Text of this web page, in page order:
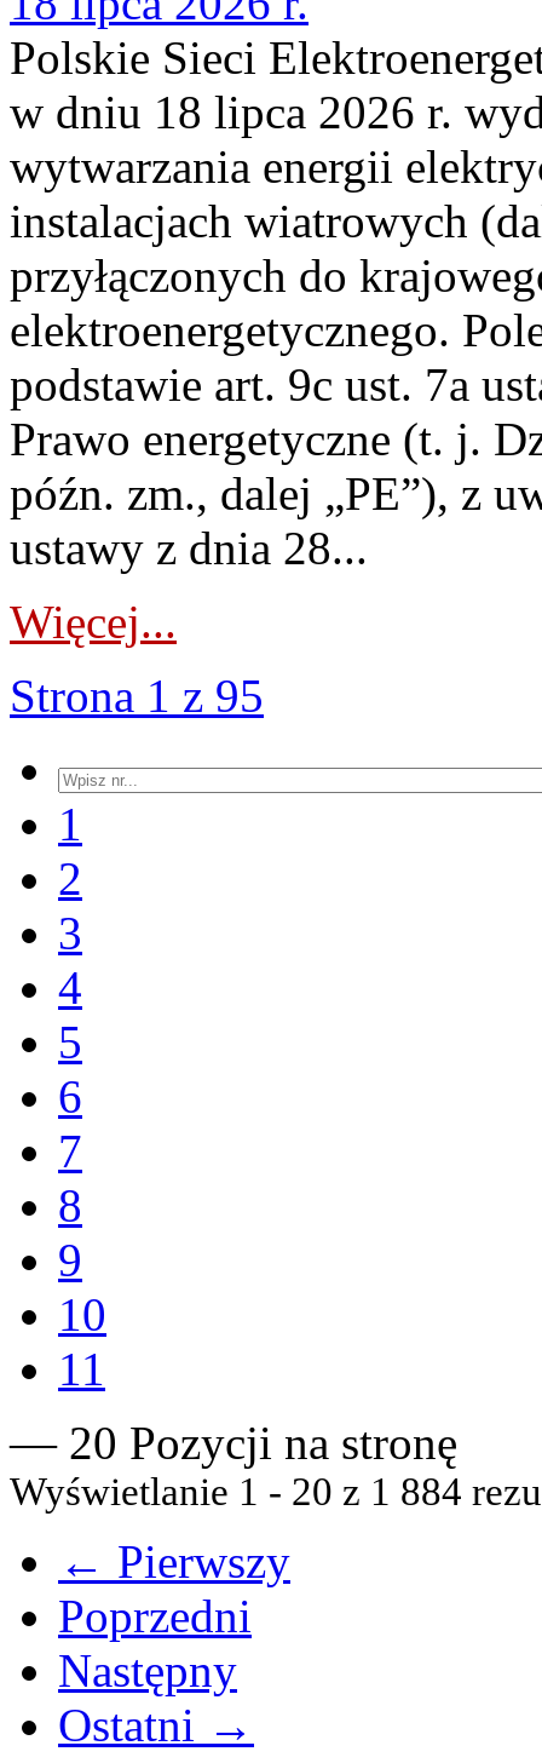
Polskie Sieci
w dniu 18 lipca 2026 r.
wytwarzania energii
instalacjach wiatrowych
przyłączonych do
elektroenergetycznego.
podstawie art. 9c ust. 7a
Prawo energetyczne (t. j.
późn. zm., dalej „PE”), z
ustawy z dnia 28...
Więcej...
Strona 1 z 95
1
2
3
4
5
6
7
8
9
10
11
— 20 Pozycji na stronę
Wyświetlanie 1 - 20 z 1 884
← Pierwszy
Poprzedni
Następny
Ostatni →